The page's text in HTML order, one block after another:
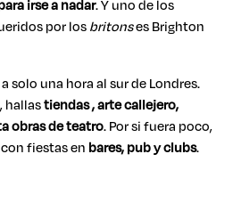
irse a nadar. Y uno de los
por losbritonses Brighton
solo una hora al sur de Londres.
hallastiendas , arte callejero,
obras de teatro. Por si fuera poco,
fiestas en bares, pub y clubs.